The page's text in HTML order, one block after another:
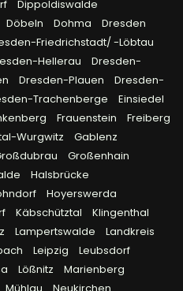
Dippoldiswalde
Döbeln Dohma
Dresden
Friedrichstadt/ -Löbtau
Hellerau
Dresden-
Dresden-Plauen
Dresden-
Trachenberge
Einsiedel
Frauenstein
Freiberg
Wurgwitz
Gablenz
Großenhain
Halsbrücke
Hoyerswerda
Käbschütztal
Klingenthal
Lampertswalde
Landkreis
Leipzig
Leubsdorf
Lößnitz
Marienberg